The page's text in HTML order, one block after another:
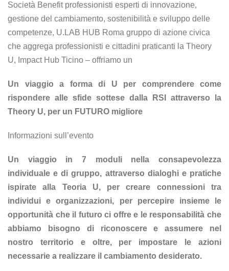
Società Benefit professionisti esperti di innovazione,
gestione del cambiamento, sostenibilità e sviluppo delle
competenze, U.LAB HUB Roma gruppo di azione civica
che aggrega professionisti e cittadini praticanti la Theory
U, Impact Hub Ticino – offriamo un
Un viaggio a forma di U per comprendere come
rispondere alle sfide sottese dalla RSI attraverso la
Theory U, per un FUTURO migliore
Informazioni sull’evento
Un viaggio in 7 moduli nella consapevolezza
individuale e di gruppo, attraverso dialoghi e pratiche
ispirate alla Teoria U, per creare connessioni tra
individui e organizzazioni, per percepire insieme le
opportunità che il futuro ci offre e le responsabilità che
abbiamo bisogno di riconoscere e assumere nel
nostro territorio e oltre, per impostare le azioni
necessarie a realizzare il cambiamento desiderato.